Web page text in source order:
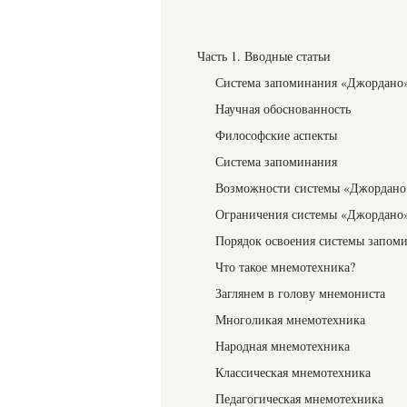
Часть 1. Вводные статьи
Система запоминания
Научная обоснованность
Философские аспекты
Система запоминания
Возможности системы
Ограничения системы
Порядок освоения системы
Что такое мнемотехника?
Заглянем в голову мнемониста
Многоликая мнемотехника
Народная мнемотехника
Классическая мнемотехника
Педагогическая мнемотехника